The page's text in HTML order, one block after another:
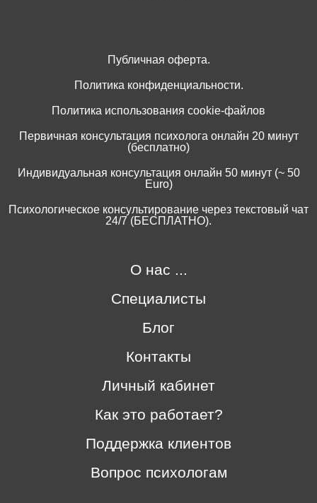
Публичная оферта.
Политика конфиденциальности.
Политика использования cookie-файлов
Первичная консультация психолога онлайн 20 минут
(бесплатно)
Индивидуальная консультация онлайн 50 минут (~ 50
Euro)
Психологическое консультирование через текстовый чат
24/7 (БЕСПЛАТНО).
О нас ...
Специалисты
Блог
Контакты
Личный кабинет
Как это работает?
Поддержка клиентов
Вопрос психологам